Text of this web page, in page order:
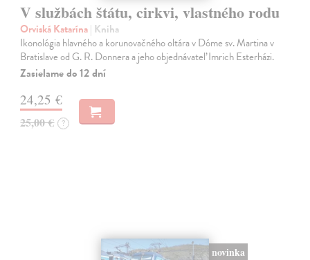
V službách štátu, cirkvi, vlastného rodu
Orviská Katarína| Kniha
Ikonológia hlavného a korunovačného oltára v Dóme sv. Martina v
Bratislave od G. R. Donnera a jeho objednávateľ Imrich Esterházi.
Zasielame do 12 dní
24,25 €
25,00 € ?
novinka